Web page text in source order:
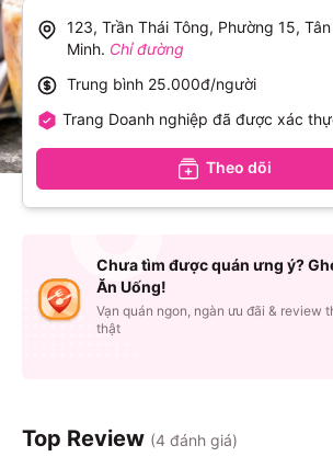
Top Review (4 đánh giá)
123, Trần Thái Tông, Phường 15,
Minh. Chỉ đường
Trung bình 25.000đ/người
Trang Doanh nghiệp đã được xác
Theo dõi
Chưa tìm được quán ưng ý?
Ăn Uống!
Vạn quán ngon, ngàn ưu đãi & review
thật